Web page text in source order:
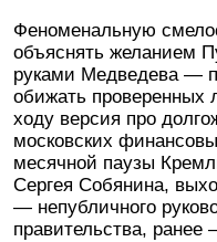
Феноменальную
объяснять желанием
руками Медведева —
обижать проверенных
ходу версия про
московских
месячной паузы
Сергея Собянина,
— непубличного
правительства,